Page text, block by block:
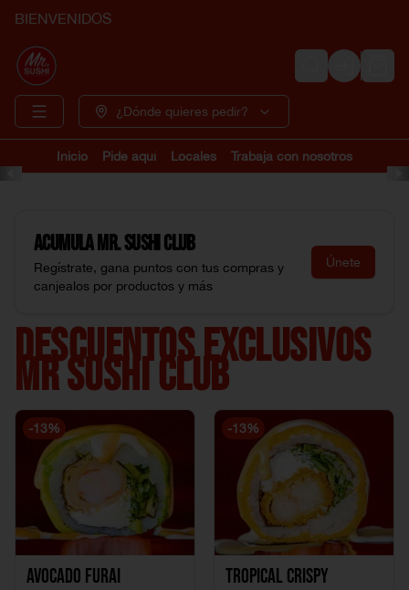
BIENVENIDOS
Login
¿Dónde quieres pedir?
Inicio Pide aquí Locales Trabaja con nosotros
AcumulaMr. Sushi Club
Regístrate, gana puntos con tus compras y
canjealos por productos y más
Únete
DESCUENTOS EXCLUSIVOS
MR SUSHI CLUB
-13%
Avocado Furai
-13%
Tropical crispy